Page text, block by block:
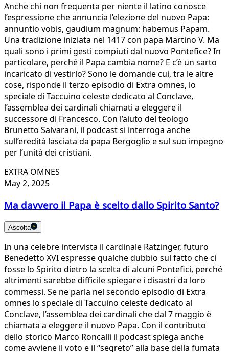
Anche chi non frequenta per niente il latino conosce
l’espressione che annuncia l’elezione del nuovo Papa:
annuntio vobis, gaudium magnum: habemus Papam.
Una tradizione iniziata nel 1417 con papa Martino V. Ma
quali sono i primi gesti compiuti dal nuovo Pontefice? In
particolare, perché il Papa cambia nome? E c’è un sarto
incaricato di vestirlo? Sono le domande cui, tra le altre
cose, risponde il terzo episodio di Extra omnes, lo
speciale di Taccuino celeste dedicato al Conclave,
l’assemblea dei cardinali chiamati a eleggere il
successore di Francesco. Con l’aiuto del teologo
Brunetto Salvarani, il podcast si interroga anche
sull’eredità lasciata da papa Bergoglio e sul suo impegno
per l’unità dei cristiani.
EXTRA OMNES
May 2, 2025
Ma davvero il Papa è scelto dallo Spirito Santo?
Ascolta
In una celebre intervista il cardinale Ratzinger, futuro
Benedetto XVI espresse qualche dubbio sul fatto che ci
fosse lo Spirito dietro la scelta di alcuni Pontefici, perché
altrimenti sarebbe difficile spiegare i disastri da loro
commessi. Se ne parla nel secondo episodio di Extra
omnes lo speciale di Taccuino celeste dedicato al
Conclave, l’assemblea dei cardinali che dal 7 maggio è
chiamata a eleggere il nuovo Papa. Con il contributo
dello storico Marco Roncalli il podcast spiega anche
come avviene il voto e il “segreto” alla base della fumata